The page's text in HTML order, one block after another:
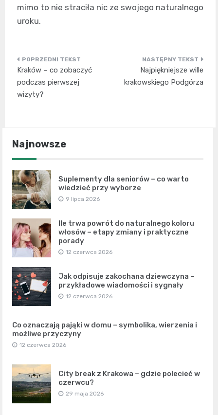
mimo to nie straciła nic ze swojego naturalnego
uroku.
Nawigacja
wpisu
Kraków – co zobaczyć
podczas pierwszej
wizyty?
Najpiękniejsze wille
krakowskiego Podgórza
Najnowsze
Suplementy dla seniorów – co warto
wiedzieć przy wyborze
9 lipca 2026
Ile trwa powrót do naturalnego koloru
włosów – etapy zmiany i praktyczne
porady
12 czerwca 2026
Jak odpisuje zakochana dziewczyna –
przykładowe wiadomości i sygnały
12 czerwca 2026
Co oznaczają pająki w domu – symbolika, wierzenia i
możliwe przyczyny
12 czerwca 2026
City break z Krakowa – gdzie polecieć w
czerwcu?
29 maja 2026